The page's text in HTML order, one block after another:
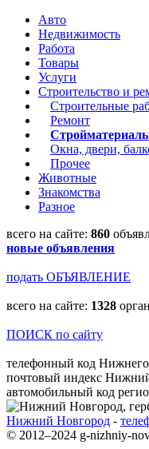
Авто
Недвижимость
Работа
Товары
Услуги
Строительство и
Строительные
Ремонт
Окна, двери,
Прочее
Животные
Знакомства
Разное
всего на сайте: 860
новые объявления
подать ОБЪЯВЛЕНИЕ
всего на сайте: 1328
ПОИСК по сайту
телефонный код
почтовый индекс
автомобильный код
Нижний Новгород -
© 2012–2024 g-nizhniy-